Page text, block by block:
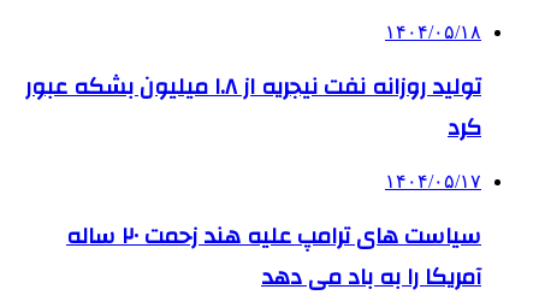
۱۴۰۴/۰۵/۱۸
تولید روزانه نفت نیجریه از ۱.۸ میلیون بشکه عبور
کرد
۱۴۰۴/۰۵/۱۷
سیاست های ترامپ علیه هند زحمت ۲۰ ساله
آمریکا را به باد می دهد